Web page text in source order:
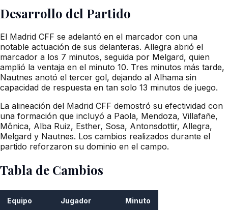
Desarrollo del Partido
El Madrid CFF se adelantó en el marcador con una
notable actuación de sus delanteras. Allegra abrió el
marcador a los 7 minutos, seguida por Melgard, quien
amplió la ventaja en el minuto 10. Tres minutos más tarde,
Nautnes anotó el tercer gol, dejando al Alhama sin
capacidad de respuesta en tan solo 13 minutos de juego.
La alineación del Madrid CFF demostró su efectividad con
una formación que incluyó a Paola, Mendoza, Villafañe,
Mônica, Alba Ruiz, Esther, Sosa, Antonsdottir, Allegra,
Melgard y Nautnes. Los cambios realizados durante el
partido reforzaron su dominio en el campo.
Tabla de Cambios
Equipo Jugador Minuto